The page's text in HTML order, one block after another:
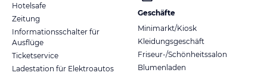
Hotelsafe
Zeitung
Informationsschalter für
Ausflüge
Ticketservice
Ladestation für Elektroautos
Geschäfte
Minimarkt/Kiosk
Kleidungsgeschäft
Friseur-/Schönheitssalon
Blumenladen